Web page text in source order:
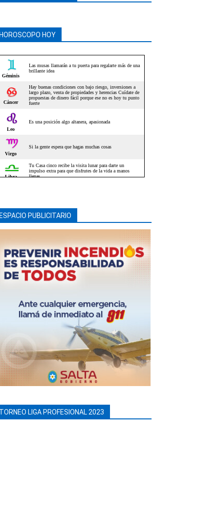
HOROSCOPO HOY
ESPACIO PUBLICITARIO
TORNEO LIGA PROFESIONAL 2023